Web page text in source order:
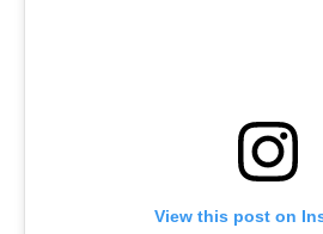
View this post on